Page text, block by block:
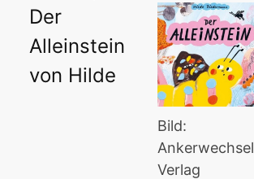
Bild:
Ankerwechsel
Verlag
Der
Alleinstein
von Hilde